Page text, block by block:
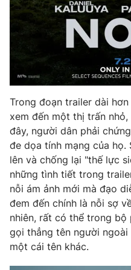
VTV9
Liên hệ tòa soạn
THỜI BÁO VTV
Theo dõi báo trên
Cơ quan chủ quản:
Đài
Cơ quan báo chí:Thời báo
Giấy phép hoạt động báo in
cấp ngày 29/12/2023
Trong đoạn trailer dài
xem đến một thị trấn
đây, người dân phải
đe dọa tính mạng của họ.
lên và chống lại "thế lực
những tình tiết trong
nỗi ám ảnh mới mà đạo
đem đến chính là nỗi sợ
nhiên, rất có thể trong bộ
gọi thẳng tên người ngoài
một cái tên khác.